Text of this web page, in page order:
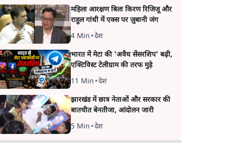
महिला आरक्षण बिलः किरण रिजिजू और
राहुल गांधी में एक्स पर ज़ुबानी जंग
4 Min •देश
भारत में मेटा की 'अवैध सेंसरशिप' बढ़ी,
एक्टिविस्ट टेलीग्राम की तरफ मुड़े
11 Min •देश
झारखंड में छात्र नेताओं और सरकार की
बातचीत बेनतीजा, आंदोलन जारी
5 Min •देश